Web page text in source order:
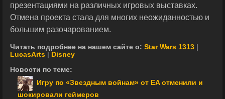
презентациями на различных игровых выставках.
Отмена проекта стала для многих неожиданностью и
большим разочарованием.
Читать подробнее на нашем сайте о: Star Wars 1313 |
LucasArts | Disney
Новости по теме:
Игру по «Звездным войнам» от EA отменили и
шокировали геймеров